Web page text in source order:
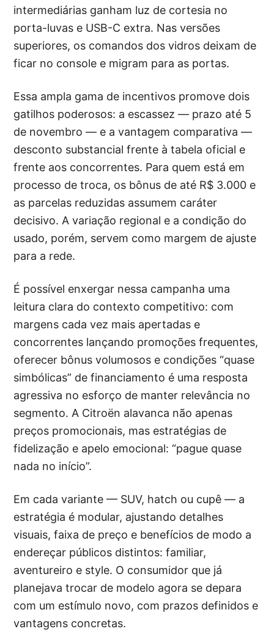
intermediárias ganham luz de cortesia no
porta-luvas e USB-C extra. Nas versões
superiores, os comandos dos vidros deixam de
ficar no console e migram para as portas.
Essa ampla gama de incentivos promove dois
gatilhos poderosos: a escassez — prazo até 5
de novembro — e a vantagem comparativa —
desconto substancial frente à tabela oficial e
frente aos concorrentes. Para quem está em
processo de troca, os bônus de até R$ 3.000 e
as parcelas reduzidas assumem caráter
decisivo. A variação regional e a condição do
usado, porém, servem como margem de ajuste
para a rede.
É possível enxergar nessa campanha uma
leitura clara do contexto competitivo: com
margens cada vez mais apertadas e
concorrentes lançando promoções frequentes,
oferecer bônus volumosos e condições “quase
simbólicas” de financiamento é uma resposta
agressiva no esforço de manter relevância no
segmento. A Citroën alavanca não apenas
preços promocionais, mas estratégias de
fidelização e apelo emocional: “pague quase
nada no início”.
Em cada variante — SUV, hatch ou cupê — a
estratégia é modular, ajustando detalhes
visuais, faixa de preço e benefícios de modo a
endereçar públicos distintos: familiar,
aventureiro e style. O consumidor que já
planejava trocar de modelo agora se depara
com um estímulo novo, com prazos definidos e
vantagens concretas.